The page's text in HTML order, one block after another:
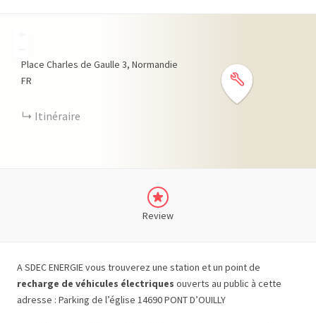
Place Charles de Gaulle 3 Normandie
FR
Itinéraire
Review
A SDEC ENERGIE vous trouverez une station et un point de
recharge de véhicules électriques ouverts au public à cette
adresse : Parking de l’église 14690 PONT D’OUILLY